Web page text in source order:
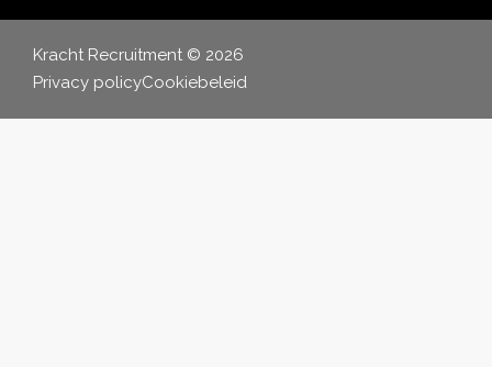
Kracht Recruitment © 2026
Privacy policyCookiebeleid